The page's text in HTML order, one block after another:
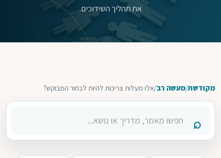
את תהליך השידוכים.
מקודשת/מעשה רב/אלו מעלות צריכות להיות לבחור המבוקש?